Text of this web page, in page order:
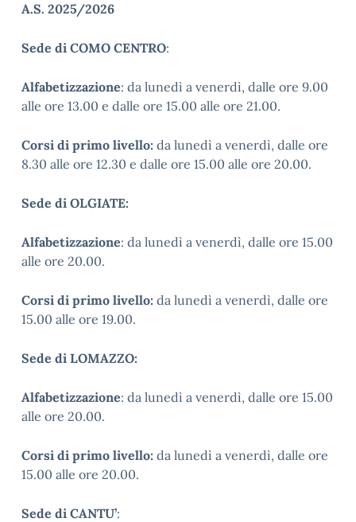
A.S. 2025/2026
Sede di COMO CENTRO:
Alfabetizzazione: da lunedì a venerdì, dalle ore 9.00
alle ore 13.00 e dalle ore 15.00 alle ore 21.00.
Corsi di primo livello: da lunedì a venerdì, dalle ore
8.30 alle ore 12.30 e dalle ore 15.00 alle ore 20.00.
Sede di OLGIATE:
Alfabetizzazione: da lunedì a venerdì, dalle ore 15.00
alle ore 20.00.
Corsi di primo livello: da lunedì a venerdì, dalle ore
15.00 alle ore 19.00.
Sede di LOMAZZO:
Alfabetizzazione: da lunedì a venerdì, dalle ore 15.00
alle ore 20.00.
Corsi di primo livello: da lunedì a venerdì, dalle ore
15.00 alle ore 20.00.
Sede di CANTU’: